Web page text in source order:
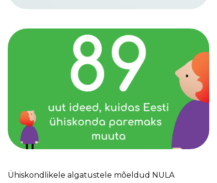
Ühiskondlikele algatustele mõeldud NULA